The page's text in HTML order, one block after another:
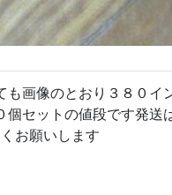
画像のとおり３８０イ
セットの値段です発送
お願いします